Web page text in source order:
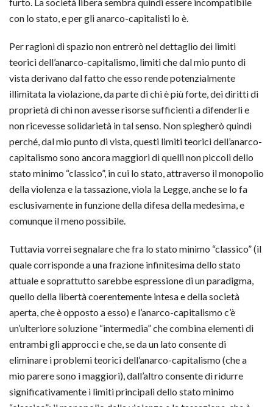
furto. La società libera sembra quindi essere incompatibile
con lo stato, e per gli anarco-capitalisti lo è.
Per ragioni di spazio non entrerò nel dettaglio dei limiti
teorici dell’anarco-capitalismo, limiti che dal mio punto di
vista derivano dal fatto che esso rende potenzialmente
illimitata la violazione, da parte di chi è più forte, dei diritti di
proprietà di chi non avesse risorse sufficienti a difenderli e
non ricevesse solidarietà in tal senso. Non spiegherò quindi
perché, dal mio punto di vista, questi limiti teorici dell’anarco-
capitalismo sono ancora maggiori di quelli non piccoli dello
stato minimo “classico”, in cui lo stato, attraverso il monopolio
della violenza e la tassazione, viola la Legge, anche se lo fa
esclusivamente in funzione della difesa della medesima, e
comunque il meno possibile.
Tuttavia vorrei segnalare che fra lo stato minimo “classico” (il
quale corrisponde a una frazione infinitesima dello stato
attuale e soprattutto sarebbe espressione di un paradigma,
quello della libertà coerentemente intesa e della società
aperta, che è opposto a esso) e l’anarco-capitalismo c’è
un’ulteriore soluzione “intermedia” che combina elementi di
entrambi gli approcci e che, se da un lato consente di
eliminare i problemi teorici dell’anarco-capitalismo (che a
mio parere sono i maggiori), dall’altro consente di ridurre
significativamente i limiti principali dello stato minimo